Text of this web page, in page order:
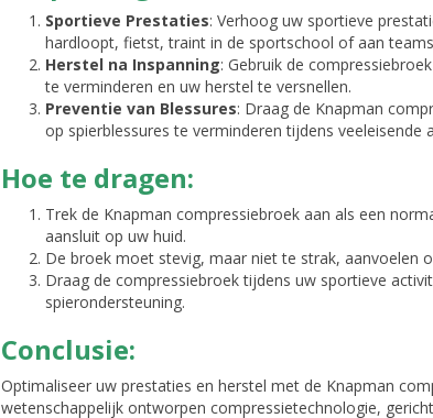
Sportieve Prestaties: Verhoog uw sportieve
hardloopt, fietst, traint in de sportschool of aan
Herstel na Inspanning: Gebruik de
te verminderen en uw herstel te versnellen.
Preventie van Blessures: Draag de Knapman
op spierblessures te verminderen tijdens veeleisende
Hoe te dragen:
Trek de Knapman compressiebroek aan als een
aansluit op uw huid.
De broek moet stevig, maar niet te strak, aanvoelen
Draag de compressiebroek tijdens uw sportieve
spierondersteuning.
Conclusie:
Optimaliseer uw prestaties en herstel met de Knapman
wetenschappelijk ontworpen compressietechnologie,